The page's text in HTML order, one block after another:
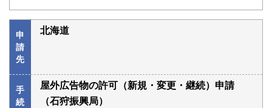
よくあるご質問
申
請
先
北海道
手
続
屋外広告物の許可（新規・変更・継続）申請
（石狩振興局）